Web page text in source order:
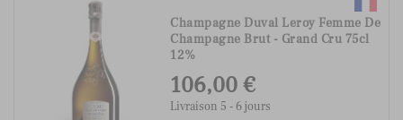
Champagne Duval Leroy Femme De
Champagne Brut - Grand Cru 75cl
12%
106,00 €
Livraison 5 - 6 jours